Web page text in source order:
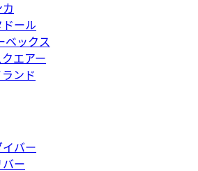
ドール
ベックス
エアー
ンド
イバー
バー